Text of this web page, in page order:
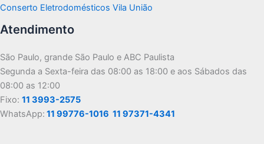
Conserto Eletrodomésticos Vila União
Atendimento
São Paulo, grande São Paulo e ABC Paulista
Segunda a Sexta-feira das 08:00 as 18:00 e aos Sábados das
08:00 as 12:00
Fixo: 11 3993-2575
WhatsApp: 11 99776-1016 11 97371-4341